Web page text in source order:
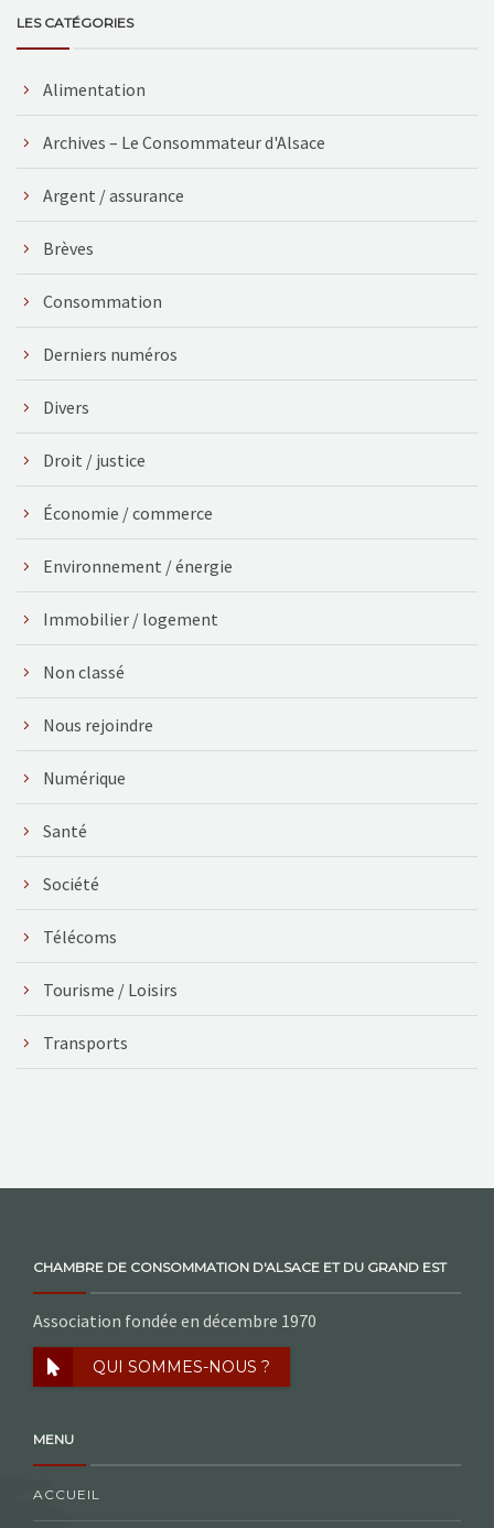
LES CATÉGORIES
Alimentation
Archives – Le Consommateur d'Alsace
Argent / assurance
Brèves
Consommation
Derniers numéros
Divers
Droit / justice
Économie / commerce
Environnement / énergie
Immobilier / logement
Non classé
Nous rejoindre
Numérique
Santé
Société
Télécoms
Tourisme / Loisirs
Transports
CHAMBRE DE CONSOMMATION D'ALSACE ET DU GRAND EST
Association fondée en décembre 1970
QUI SOMMES-NOUS ?
MENU
ACCUEIL